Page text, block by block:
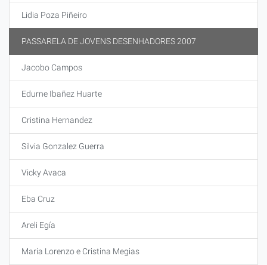
Lidia Poza Piñeiro
PASSARELA DE JOVENS DESENHADORES 2007
Jacobo Campos
Edurne Ibañez Huarte
Cristina Hernandez
Silvia Gonzalez Guerra
Vicky Avaca
Eba Cruz
Areli Egía
Maria Lorenzo e Cristina Megias